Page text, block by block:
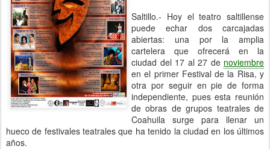
Saltillo.- Hoy el teatro saltillense
puede echar dos carcajadas
abiertas: una por la amplia
cartelera que ofrecerá en la
ciudad del 17 al 27 de noviembre
en el primer Festival de la Risa, y
otra por seguir en pie de forma
independiente, pues esta reunión
de obras de grupos teatrales de
Coahuila surge para llenar un
hueco de festivales teatrales que ha tenido la ciudad en los últimos
años.